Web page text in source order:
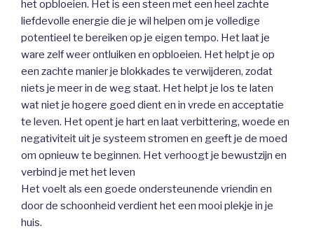
het opbloeien. Het is een steen met een heel zachte
liefdevolle energie die je wil helpen om je volledige
potentieel te bereiken op je eigen tempo. Het laat je
ware zelf weer ontluiken en opbloeien. Het helpt je op
een zachte manier je blokkades te verwijderen, zodat
niets je meer in de weg staat. Het helpt je los te laten
wat niet je hogere goed dient en in vrede en acceptatie
te leven. Het opent je hart en laat verbittering, woede en
negativiteit uit je systeem stromen en geeft je de moed
om opnieuw te beginnen. Het verhoogt je bewustzijn en
verbind je met het leven
Het voelt als een goede ondersteunende vriendin en
door de schoonheid verdient het een mooi plekje in je
huis.